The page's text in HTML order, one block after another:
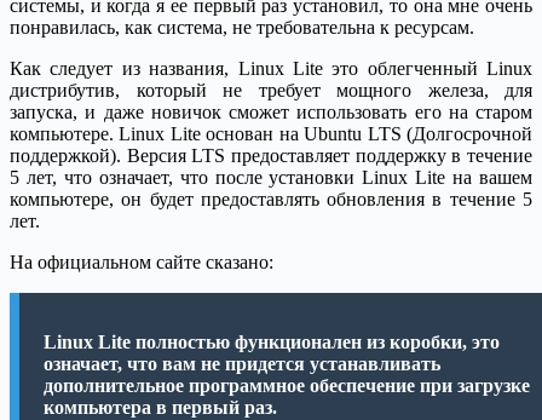
системы, и когда я ее первый раз установил, то она мне очень
понравилась, как система, не требовательна к ресурсам.
Как следует из названия, Linux Lite это облегченный Linux
дистрибутив, который не требует мощного железа, для
запуска, и даже новичок сможет использовать его на старом
компьютере. Linux Lite основан на Ubuntu LTS (Долгосрочной
поддержкой). Версия LTS предоставляет поддержку в течение
5 лет, что означает, что после установки Linux Lite на вашем
компьютере, он будет предоставлять обновления в течение 5
лет.
На официальном сайте сказано:
Linux Lite полностью функционален из коробки, это
означает, что вам не придется устанавливать
дополнительное программное обеспечение при загрузке
компьютера в первый раз.